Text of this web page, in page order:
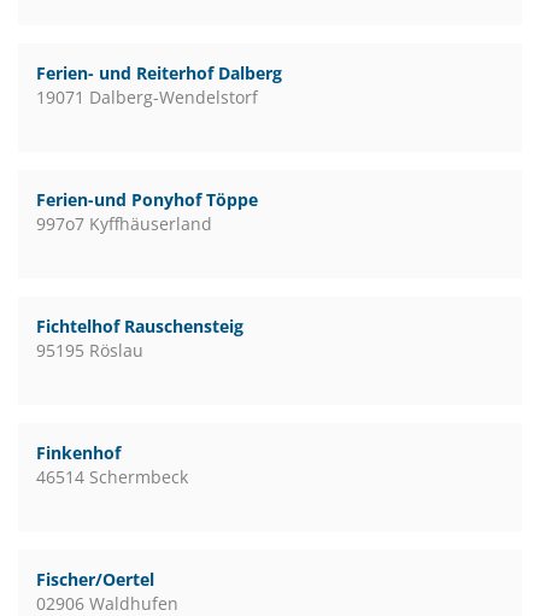
Ferien- und Reiterhof Dalberg
19071 Dalberg-Wendelstorf
Ferien-und Ponyhof Töppe
997o7 Kyffhäuserland
Fichtelhof Rauschensteig
95195 Röslau
Finkenhof
46514 Schermbeck
Fischer/Oertel
02906 Waldhufen